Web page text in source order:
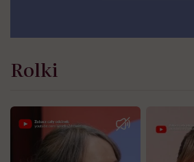
Rolki